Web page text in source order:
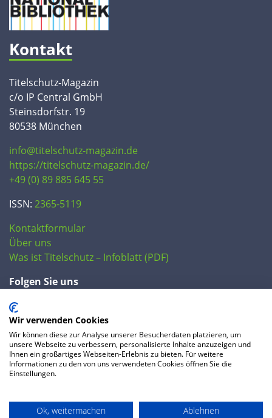
Kontakt
Titelschutz-Magazin
c/o IP Central GmbH
Steinsdorfstr. 19
80538 München
info@titelschutz-magazin.de
https://titelschutz-magazin.de/
+49 (0) 89 885 645 55
ISSN: 2365-5119
Kontaktformular
Über uns
Was ist Titelschutz – Infoblatt (PDF)
Folgen Sie uns
FAQ
Datenschutzerklärung AGB Preise
Wir verwenden Cookies
Wir können diese zur Analyse unserer Besucherdaten platzieren, um
unsere Webseite zu verbessern, personalisierte Inhalte anzuzeigen und
Ihnen ein großartiges Webseiten-Erlebnis zu bieten. Für weitere
Informationen zu den von uns verwendeten Cookies öffnen Sie die
Einstellungen.
Ok, weitermachen Ablehnen